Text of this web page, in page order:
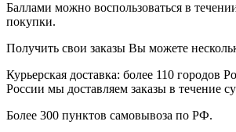
Баллами можно воспользоваться в
покупки.
Получить свои заказы Вы можете
Курьерская доставка: более 110 городов
России мы доставляем заказы в течение
Более 300 пунктов самовывоза по РФ.